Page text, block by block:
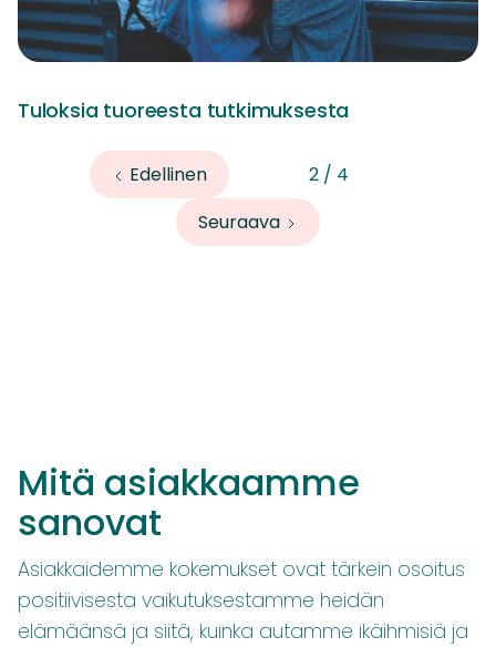
Tuloksia tuoreesta tutkimuksesta
Edellinen
2 / 4
Seuraava
Mitä asiakkaamme
sanovat
Asiakkaidemme kokemukset ovat tärkein osoitus
positiivisesta vaikutuksestamme heidän
elämäänsä ja siitä, kuinka autamme ikäihmisiä ja